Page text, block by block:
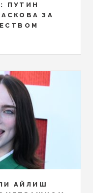
ПУТИН
ЗА
АЙЛИШ